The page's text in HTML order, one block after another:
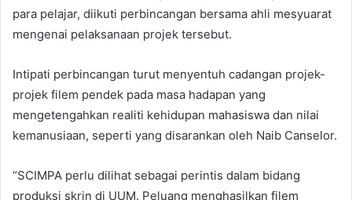
para pelajar, diikuti perbincangan bersama ahli mesyuarat
mengenai pelaksanaan projek tersebut.
Intipati perbincangan turut menyentuh cadangan projek-
projek filem pendek pada masa hadapan yang
mengetengahkan realiti kehidupan mahasiswa dan nilai
kemanusiaan, seperti yang disarankan oleh Naib Canselor.
“SCIMPA perlu dilihat sebagai perintis dalam bidang
produksi skrin di UUM. Peluang menghasilkan filem